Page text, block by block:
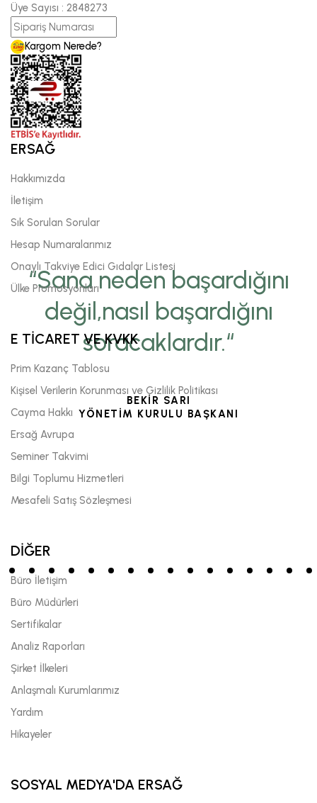
“Sana neden başardığını
değil,nasıl başardığını
soracaklardır.“
BEKİR SARI
YÖNETİM KURULU BAŞKANI
Üye Sayısı : 2848273
Kargom Nerede?
ERSAĞ
Hakkımızda
İletişim
Sık Sorulan Sorular
Hesap Numaralarımız
Onaylı Takviye Edici Gıdalar Listesi
Ülke Promosyonları
E TİCARET VE KVKK
Prim Kazanç Tablosu
Kişisel Verilerin Korunması ve Gizlilik Politikası
Cayma Hakkı
Ersağ Avrupa
Seminer Takvimi
Bilgi Toplumu Hizmetleri
Mesafeli Satış Sözleşmesi
DİĞER
Büro İletişim
Büro Müdürleri
Sertifikalar
Analiz Raporları
Şirket İlkeleri
Anlaşmalı Kurumlarımız
Yardım
Hikayeler
SOSYAL MEDYA'DA ERSAĞ